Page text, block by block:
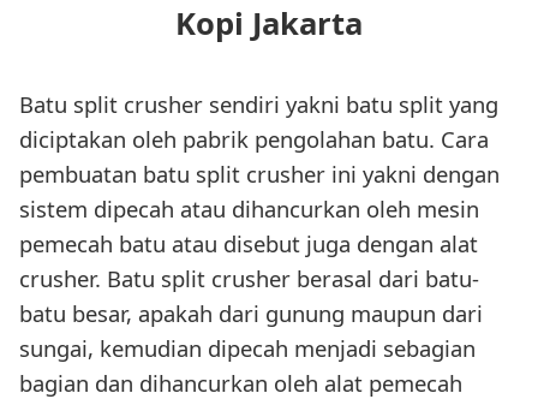
Kopi Jakarta
Batu split crusher sendiri yakni batu split yang
diciptakan oleh pabrik pengolahan batu. Cara
pembuatan batu split crusher ini yakni dengan
sistem dipecah atau dihancurkan oleh mesin
pemecah batu atau disebut juga dengan alat
crusher. Batu split crusher berasal dari batu-
batu besar, apakah dari gunung maupun dari
sungai, kemudian dipecah menjadi sebagian
bagian dan dihancurkan oleh alat pemecah